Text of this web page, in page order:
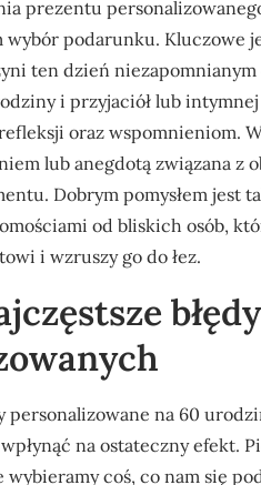
prezentu
wybór podarunku. Kluczowe
ten dzień niezapomnianym
i przyjaciół lub
oraz wspomnieniom.
lub anegdotą związana z
Dobrym pomysłem jest
od bliskich osób,
i wzruszy go do łez.
personalizowane na 60
na ostateczny efekt.
wybieramy coś, co nam się